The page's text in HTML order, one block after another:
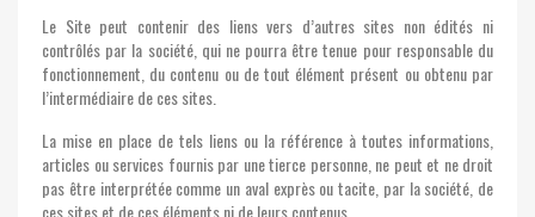
Le Site peut contenir des liens vers d’autres sites non édités ni
contrôlés par la société, qui ne pourra être tenue pour responsable du
fonctionnement, du contenu ou de tout élément présent ou obtenu par
l’intermédiaire de ces sites.
La mise en place de tels liens ou la référence à toutes informations,
articles ou services fournis par une tierce personne, ne peut et ne droit
pas être interprétée comme un aval exprès ou tacite, par la société, de
ces sites et de ces éléments ni de leurs contenus.